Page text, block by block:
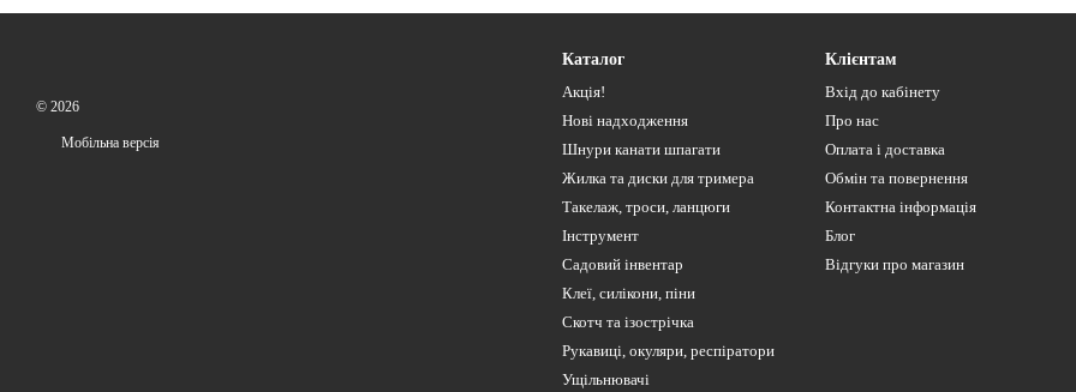
© 2026
Мобільна версія
Каталог
Акція!
Нові надходження
Шнури канати шпагати
Жилка та диски для тримера
Такелаж, троси, ланцюги
Інструмент
Садовий інвентар
Клеї, силікони, піни
Скотч та ізострічка
Рукавиці, окуляри, респіратори
Ущільнювачі
Клієнтам
Вхід до кабінету
Про нас
Оплата і доставка
Обмін та повернення
Контактна інформація
Блог
Відгуки про магазин